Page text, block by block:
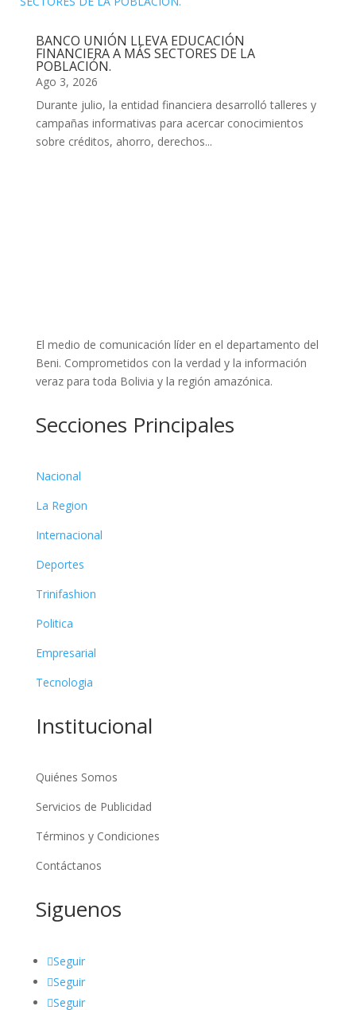
BANCO UNIÓN LLEVA EDUCACIÓN
FINANCIERA A MÁS SECTORES DE LA
POBLACIÓN.
Ago 3, 2026
Durante julio, la entidad financiera desarrolló talleres y
campañas informativas para acercar conocimientos
sobre créditos, ahorro, derechos...
El medio de comunicación líder en el departamento del
Beni. Comprometidos con la verdad y la información
veraz para toda Bolivia y la región amazónica.
Secciones Principales
Nacional
La Region
Internacional
Deportes
Trinifashion
Politica
Empresarial
Tecnologia
Institucional
Quiénes Somos
Servicios de Publicidad
Términos y Condiciones
Contáctanos
Siguenos
Seguir
Seguir
Seguir